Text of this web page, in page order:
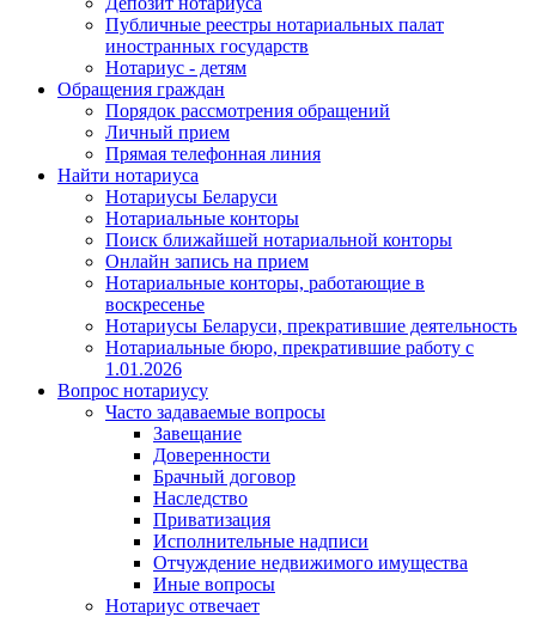
Публичные реестры нотариальных палат
иностранных государств
Нотариус - детям
Обращения граждан
Порядок рассмотрения обращений
Личный прием
Прямая телефонная линия
Найти нотариуса
Нотариусы Беларуси
Нотариальные конторы
Поиск ближайшей нотариальной конторы
Онлайн запись на прием
Нотариальные конторы, работающие в
воскресенье
Нотариусы Беларуси, прекратившие деятельность
Нотариальные бюро, прекратившие работу с
1.01.2026
Вопрос нотариусу
Часто задаваемые вопросы
Завещание
Доверенности
Брачный договор
Наследство
Приватизация
Исполнительные надписи
Отчуждение недвижимого имущества
Иные вопросы
Нотариус отвечает